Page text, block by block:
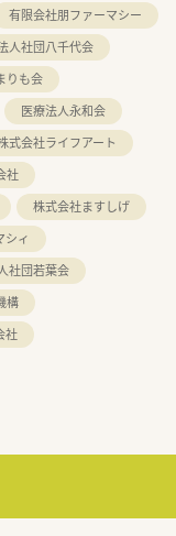
有限会社朋ファーマシー
人社団八千代会
りも会
医療法人永和会
式会社ライフアート
社
株式会社ますしげ
シィ
社団若葉会
構
社